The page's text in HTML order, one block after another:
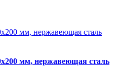
мм, нержавеющая сталь